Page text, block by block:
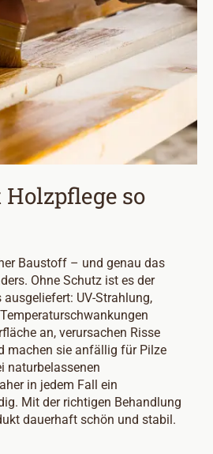
so
Baustoff – und genau das
Ohne Schutz ist es der
UV-Strahlung,
an, verursachen Risse
machen sie anfällig für Pilze
naturbelassenen
in jedem Fall ein
Mit der richtigen Behandlung
dauerhaft schön und stabil.